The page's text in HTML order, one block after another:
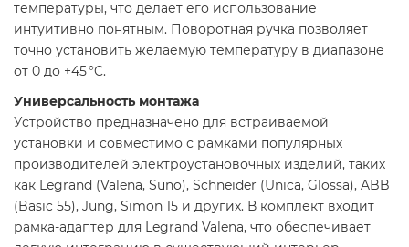
температуры, что делает его использование
интуитивно понятным. Поворотная ручка позволяет
точно установить желаемую температуру в диапазоне
от 0 до +45 °C.​
Универсальность монтажа
Устройство предназначено для встраиваемой
установки и совместимо с рамками популярных
производителей электроустановочных изделий, таких
как Legrand (Valena, Suno), Schneider (Unica, Glossa), ABB
(Basic 55), Jung, Simon 15 и других. В комплект входит
рамка-адаптер для Legrand Valena, что обеспечивает